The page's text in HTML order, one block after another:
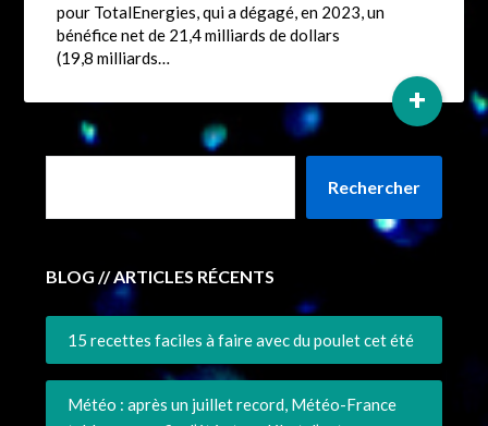
pour TotalEnergies, qui a dégagé, en 2023, un
bénéfice net de 21,4 milliards de dollars
(19,8 milliards…
+
Rechercher
BLOG // ARTICLES RÉCENTS
15 recettes faciles à faire avec du poulet cet été
Météo : après un juillet record, Météo-France